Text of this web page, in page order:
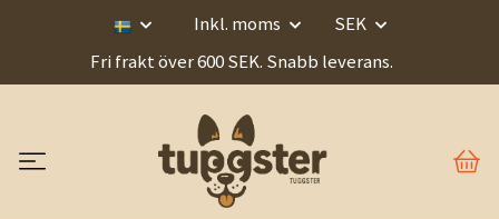
Inkl. moms
SEK
Fri frakt över 600 SEK. Snabb leverans.